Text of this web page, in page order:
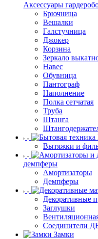
Аксессуары
Брючница
Вешалки
Галстучница
Джокер
Корзина
Зеркало
Навес
Обувница
Пантограф
Наполнение
Полка сетчатая
Труба
Штанга
Вытяжки и
демпферы
Амортизаторы
Демпферы
Декоративные
Заглушки
Соединители
Замки